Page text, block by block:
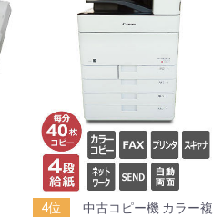
4位
中古コピー機 カラー複